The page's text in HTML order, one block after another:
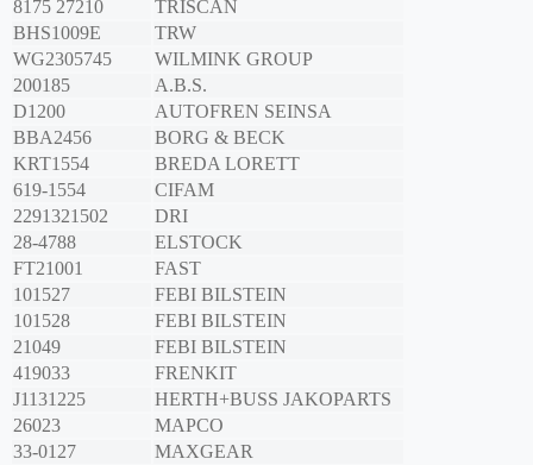
8175 27210
TRISCAN
BHS1009E
TRW
WG2305745
WILMINK GROUP
200185
A.B.S.
D1200
AUTOFREN SEINSA
BBA2456
BORG & BECK
KRT1554
BREDA LORETT
619-1554
CIFAM
2291321502
DRI
28-4788
ELSTOCK
FT21001
FAST
101527
FEBI BILSTEIN
101528
FEBI BILSTEIN
21049
FEBI BILSTEIN
419033
FRENKIT
J1131225
HERTH+BUSS JAKOPARTS
26023
MAPCO
33-0127
MAXGEAR